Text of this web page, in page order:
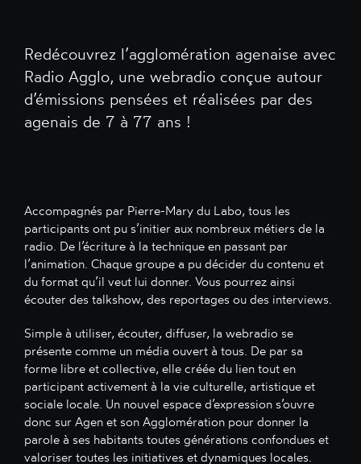
Redécouvrez l’agglomération agenaise avec
Radio Agglo, une webradio conçue autour
d’émissions pensées et réalisées par des
agenais de 7 à 77 ans !
Accompagnés par Pierre-Mary du Labo, tous les
participants ont pu s’initier aux nombreux métiers de la
radio. De l’écriture à la technique en passant par
l’animation. Chaque groupe a pu décider du contenu et
du format qu’il veut lui donner. Vous pourrez ainsi
écouter des talkshow, des reportages ou des interviews.
Simple à utiliser, écouter, diffuser, la webradio se
présente comme un média ouvert à tous. De par sa
forme libre et collective, elle créée du lien tout en
participant activement à la vie culturelle, artistique et
sociale locale. Un nouvel espace d’expression s’ouvre
donc sur Agen et son Agglomération pour donner la
parole à ses habitants toutes générations confondues et
valoriser toutes les initiatives et dynamiques locales.